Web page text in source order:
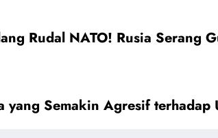
Rudal NATO! Rusia Serang
Semakin Agresif terhadap